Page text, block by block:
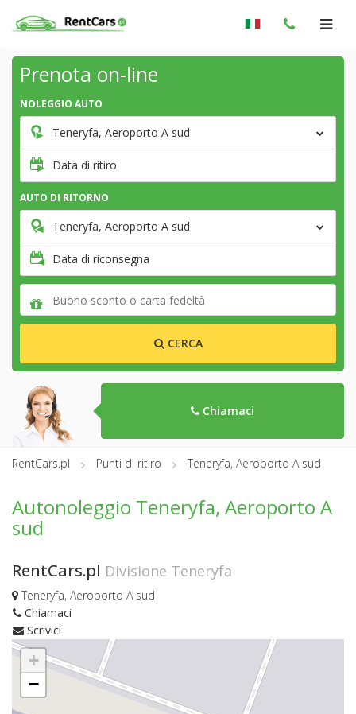
Prenota on-line
NOLEGGIO AUTO
Teneryfa, Aeroporto A sud
Data di ritiro
AUTO DI RITORNO
Teneryfa, Aeroporto A sud
Data di riconsegna
CERCA
Chiamaci
RentCars.pl Punti di ritiro Teneryfa, Aeroporto A sud
Autonoleggio Teneryfa, Aeroporto A
sud
RentCars.pl Divisione Teneryfa
Teneryfa, Aeroporto A sud
Chiamaci
Scrivici
+
−